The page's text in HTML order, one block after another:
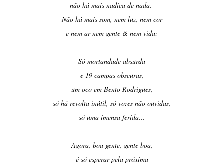
não há mais nadica de nada.
Não há mais som, nem luz, nem cor
e nem ar nem gente & nem vida:
Só mortandade absurda
e 19 campas obscuras,
um oco em Bento Rodrigues,
só há revolta inútil, só vozes não ouvidas,
só uma imensa ferida...
Agora, boa gente, gente boa,
é só esperar pela próxima